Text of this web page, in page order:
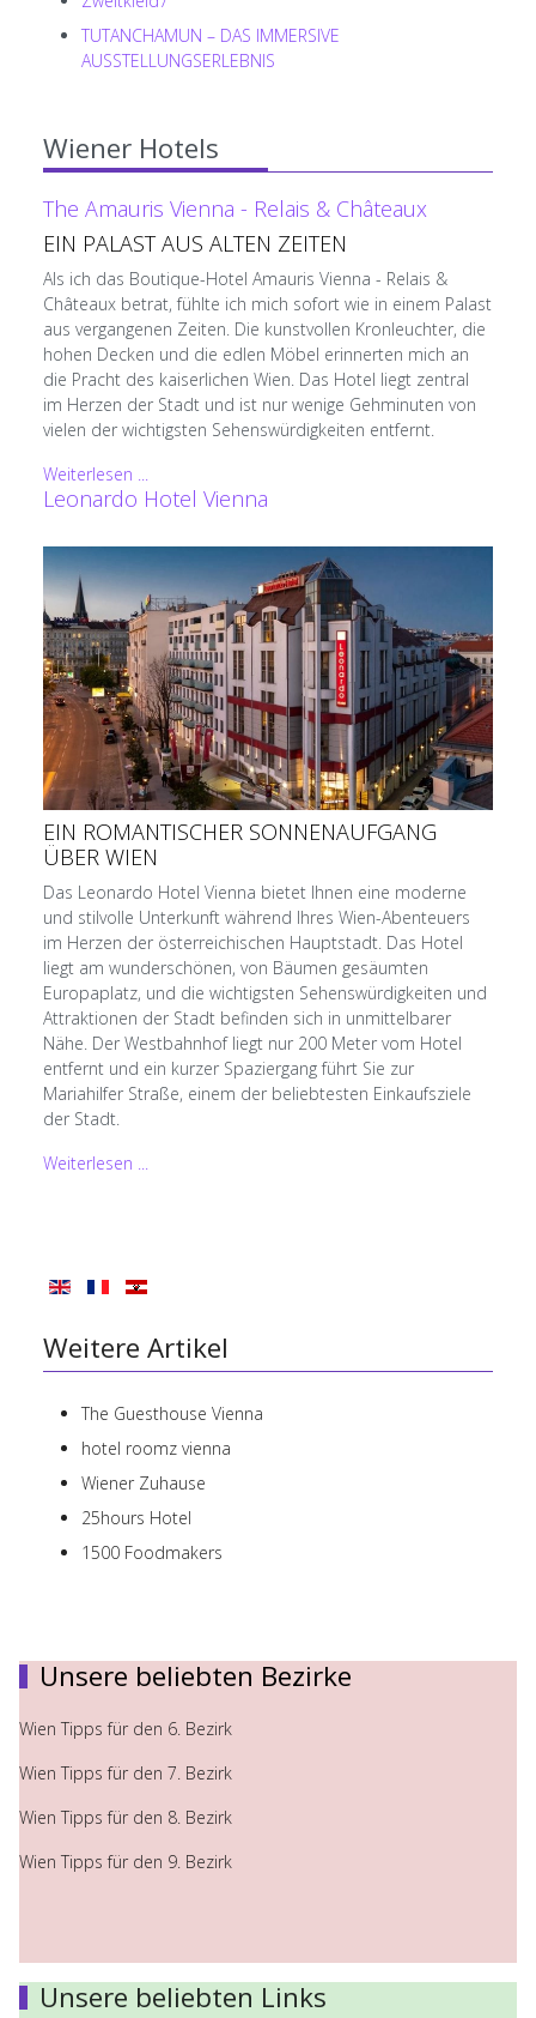
TUTANCHAMUN – DAS IMMERSIVE
AUSSTELLUNGSERLEBNIS
Wiener Hotels
The Amauris Vienna - Relais & Châteaux
EIN PALAST AUS ALTEN ZEITEN
Als ich das Boutique-Hotel Amauris Vienna - Relais &
Châteaux betrat, fühlte ich mich sofort wie in einem Palast
aus vergangenen Zeiten. Die kunstvollen Kronleuchter, die
hohen Decken und die edlen Möbel erinnerten mich an
die Pracht des kaiserlichen Wien. Das Hotel liegt zentral
im Herzen der Stadt und ist nur wenige Gehminuten von
vielen der wichtigsten Sehenswürdigkeiten entfernt.
Weiterlesen ...
Leonardo Hotel Vienna
EIN ROMANTISCHER SONNENAUFGANG
ÜBER WIEN
Das Leonardo Hotel Vienna bietet Ihnen eine moderne
und stilvolle Unterkunft während Ihres Wien-Abenteuers
im Herzen der österreichischen Hauptstadt. Das Hotel
liegt am wunderschönen, von Bäumen gesäumten
Europaplatz, und die wichtigsten Sehenswürdigkeiten und
Attraktionen der Stadt befinden sich in unmittelbarer
Nähe. Der Westbahnhof liegt nur 200 Meter vom Hotel
entfernt und ein kurzer Spaziergang führt Sie zur
Mariahilfer Straße, einem der beliebtesten Einkaufsziele
der Stadt.
Weiterlesen ...
Weitere Artikel
The Guesthouse Vienna
hotel roomz vienna
Wiener Zuhause
25hours Hotel
1500 Foodmakers
Unsere beliebten Bezirke
Wien Tipps für den 6. Bezirk
Wien Tipps für den 7. Bezirk
Wien Tipps für den 8. Bezirk
Wien Tipps für den 9. Bezirk
Unsere beliebten Links